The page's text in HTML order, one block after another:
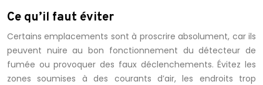
Ce qu’il faut éviter
Certains emplacements sont à proscrire absolument, car ils
peuvent nuire au bon fonctionnement du détecteur de
fumée ou provoquer des faux déclenchements. Évitez les
zones soumises à des courants d’air, les endroits trop